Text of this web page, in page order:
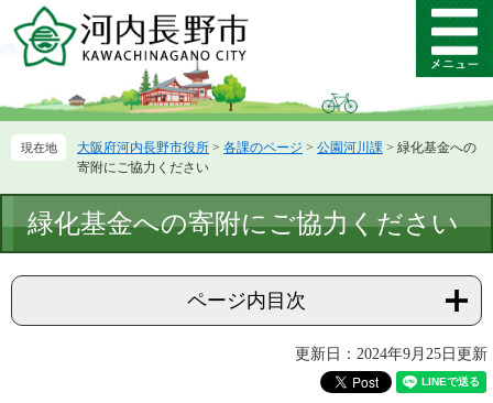
ー
先
ニ
を
て
メ
ニ
ー
大阪府河内長野市役所 > 各課のページ > 公園河川課 > 緑化基金への
寄附にご協力ください
文
緑化基金への寄附にご協力ください
ページ内目次
更新日：2024年9月25日更新